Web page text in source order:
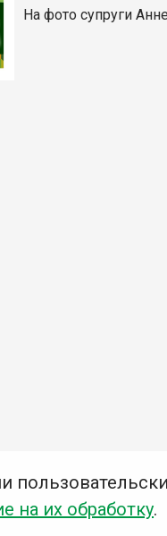
На фото супруги
на их обработку.